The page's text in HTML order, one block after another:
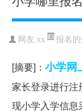
网友:xx 报名
[摘要]： 小学网
家长登录进行注
现小学入学信